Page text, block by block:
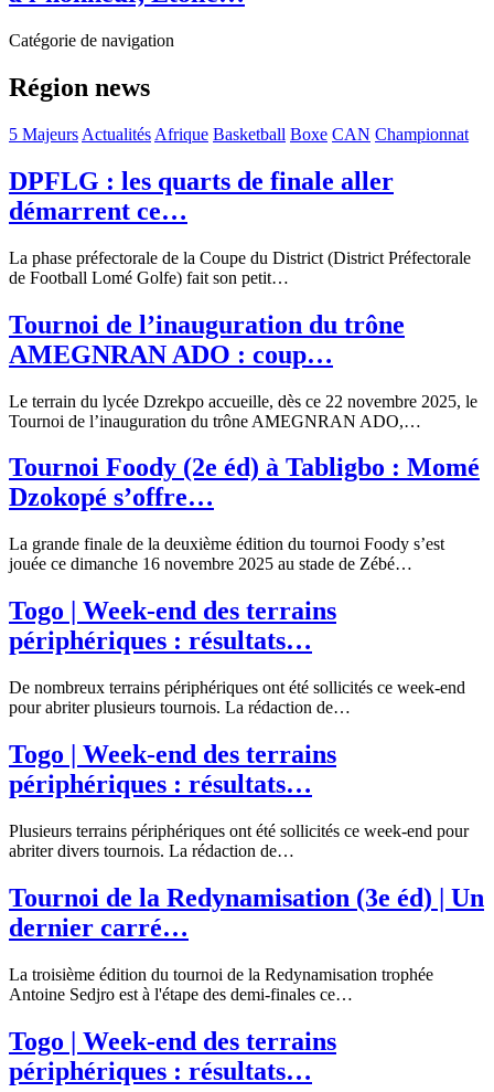
Catégorie de navigation
Région news
5 Majeurs Actualités Afrique Basketball Boxe CAN Championnat
DPFLG : les quarts de finale aller
démarrent ce…
La phase préfectorale de la Coupe du District (District Préfectorale
de Football Lomé Golfe) fait son petit…
Tournoi de l’inauguration du trône
AMEGNRAN ADO : coup…
Le terrain du lycée Dzrekpo accueille, dès ce 22 novembre 2025, le
Tournoi de l’inauguration du trône AMEGNRAN ADO,…
Tournoi Foody (2e éd) à Tabligbo : Momé
Dzokopé s’offre…
La grande finale de la deuxième édition du tournoi Foody s’est
jouée ce dimanche 16 novembre 2025 au stade de Zébé…
Togo | Week-end des terrains
périphériques : résultats…
De nombreux terrains périphériques ont été sollicités ce week-end
pour abriter plusieurs tournois. La rédaction de…
Togo | Week-end des terrains
périphériques : résultats…
Plusieurs terrains périphériques ont été sollicités ce week-end pour
abriter divers tournois. La rédaction de…
Tournoi de la Redynamisation (3e éd) | Un
dernier carré…
La troisième édition du tournoi de la Redynamisation trophée
Antoine Sedjro est à l'étape des demi-finales ce…
Togo | Week-end des terrains
périphériques : résultats…